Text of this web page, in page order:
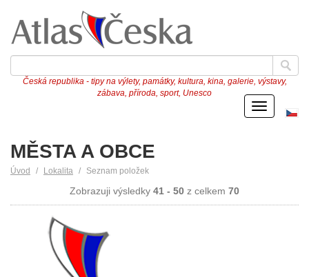
Česká republika - tipy na výlety, památky, kultura, kina, galerie, výstavy,
zábava, příroda, sport, Unesco
Menu
MĚSTA A OBCE
Úvod Lokalita Seznam položek
Zobrazuji výsledky 41 - 50 z celkem 70